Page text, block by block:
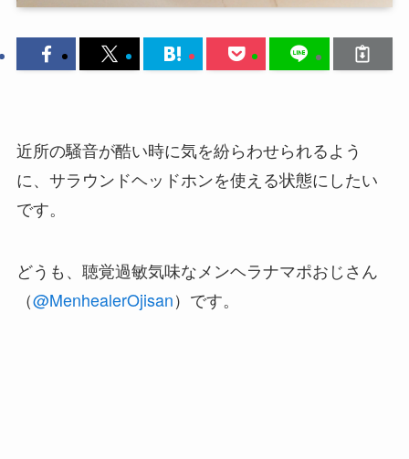
近所の騒音が酷い時に気を紛らわせられるよう
に、サラウンドヘッドホンを使える状態にしたい
です。
どうも、聴覚過敏気味なメンヘラナマポおじさん
（@MenhealerOjisan）です。